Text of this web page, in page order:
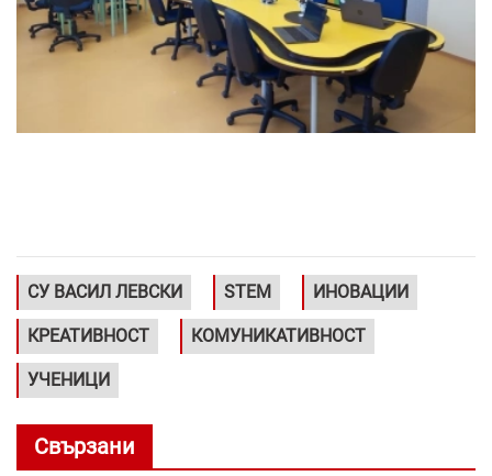
СУ ВАСИЛ ЛЕВСКИ STEM ИНОВАЦИИ
КРЕАТИВНОСТ КОМУНИКАТИВНОСТ
УЧЕНИЦИ
Свързани